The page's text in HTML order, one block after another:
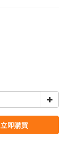
立即購買